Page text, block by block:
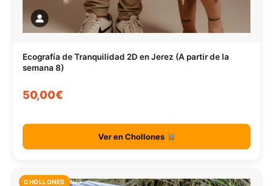
Ecografía de Tranquilidad 2D en Jerez (A partir de la
semana 8)
50,00€
Ver en Chollones
CHOLLONES